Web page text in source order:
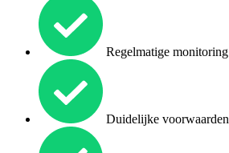
Regelmatige monitoring
Duidelijke voorwaarden